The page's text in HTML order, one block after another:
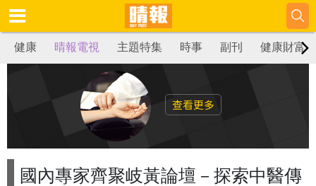
健康 晴報電視 主題特集 時事 副刊 健康財富
查看更多
國內專家齊聚岐黃論壇－探索中醫傳